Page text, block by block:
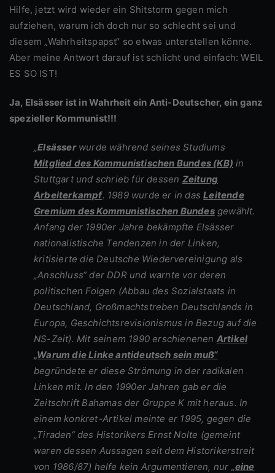
Hilfe, jetzt wird wieder ein Shitstorm gegen mich
aufziehen, warum ich doch nur so schlecht sei und
diesem „Wahrheitspapst“ so etwas unterstellen könne.
Aber meine Antwort darauf ist schlicht und einfach: WEIL
ES SO IST!
Ja, Elsässer ist in Wahrheit ein Anti-Deutscher, ein ganz
spezieller Kommunist!!!
„ Elsässerwurde während seines Studiums
Mitglied des Kommunistischen Bundes (KB) in
Stuttgart und schrieb für dessen Zeitung
Arbeiterkampf. 1989 wurde er in dasLeitende
Gremium des Kommunistischen Bundesgewählt.
Anfang der 1990er Jahre bekämpfte Elsässer
nationalistische Tendenzen in der Linken,
kritisierte die Deutsche Wiedervereinigung als
„Anschluss“ der DDR und warnte vor deren
politischen Folgen (Abbau des Sozialstaats in
Deutschland, Großmachtstreben Deutschlands in
Europa, Geschichtsrevisionismus in Bezug auf die
NS-Zeit). Mit seinem 1990 erschienenen Artikel
„Warum die Linke antideutsch sein muß“
begründete er diese Strömung in der radikalen
Linken mit. In den 1990er Jahren gab er die
Zeitschrift Bahamas der Gruppe K mit heraus. In
einem konkret-Artikel meinte er 1995, gegen die
„Tiraden“ des Historikers Ernst Nolte (gemeint
waren dessen Aussagen seit dem Historikerstreit
von 1986/87) helfe kein Argumentieren, nur „eine